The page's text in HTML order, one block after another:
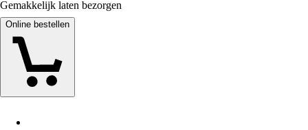
Gemakkelijk laten bezorgen
Online bestellen